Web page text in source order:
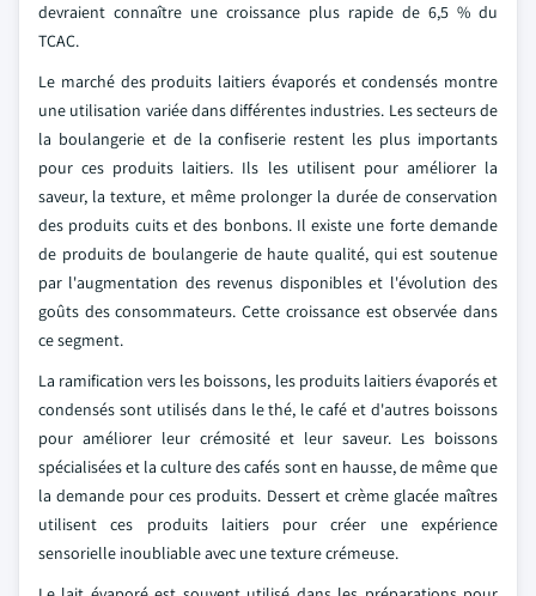
devraient connaître une croissance plus rapide de 6,5 % du
TCAC.
Le marché des produits laitiers évaporés et condensés montre
une utilisation variée dans différentes industries. Les secteurs de
la boulangerie et de la confiserie restent les plus importants
pour ces produits laitiers. Ils les utilisent pour améliorer la
saveur, la texture, et même prolonger la durée de conservation
des produits cuits et des bonbons. Il existe une forte demande
de produits de boulangerie de haute qualité, qui est soutenue
par l'augmentation des revenus disponibles et l'évolution des
goûts des consommateurs. Cette croissance est observée dans
ce segment.
La ramification vers les boissons, les produits laitiers évaporés et
condensés sont utilisés dans le thé, le café et d'autres boissons
pour améliorer leur crémosité et leur saveur. Les boissons
spécialisées et la culture des cafés sont en hausse, de même que
la demande pour ces produits. Dessert et crème glacée maîtres
utilisent ces produits laitiers pour créer une expérience
sensorielle inoubliable avec une texture crémeuse.